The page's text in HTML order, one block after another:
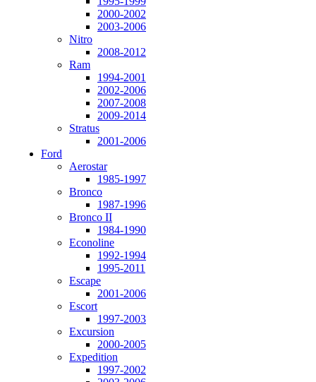
2000-2002
2003-2006
Nitro
2008-2012
Ram
1994-2001
2002-2006
2007-2008
2009-2014
Stratus
2001-2006
Ford
Aerostar
1985-1997
Bronco
1987-1996
Bronco II
1984-1990
Econoline
1992-1994
1995-2011
Escape
2001-2006
Escort
1997-2003
Excursion
2000-2005
Expedition
1997-2002